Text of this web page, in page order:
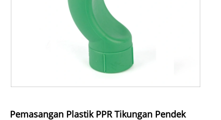
Pemasangan Plastik PPR Tikungan Pendek